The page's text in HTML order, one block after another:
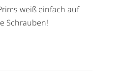
weiß einfach auf
Schrauben!